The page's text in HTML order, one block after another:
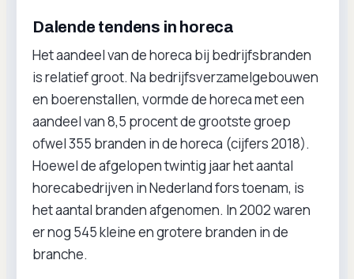
Dalende tendens in horeca
Het aandeel van de horeca bij bedrijfsbranden
is relatief groot. Na bedrijfsverzamelgebouwen
en boerenstallen, vormde de horeca met een
aandeel van 8,5 procent de grootste groep
ofwel 355 branden in de horeca (cijfers 2018).
Hoewel de afgelopen twintig jaar het aantal
horecabedrijven in Nederland fors toenam, is
het aantal branden afgenomen. In 2002 waren
er nog 545 kleine en grotere branden in de
branche.